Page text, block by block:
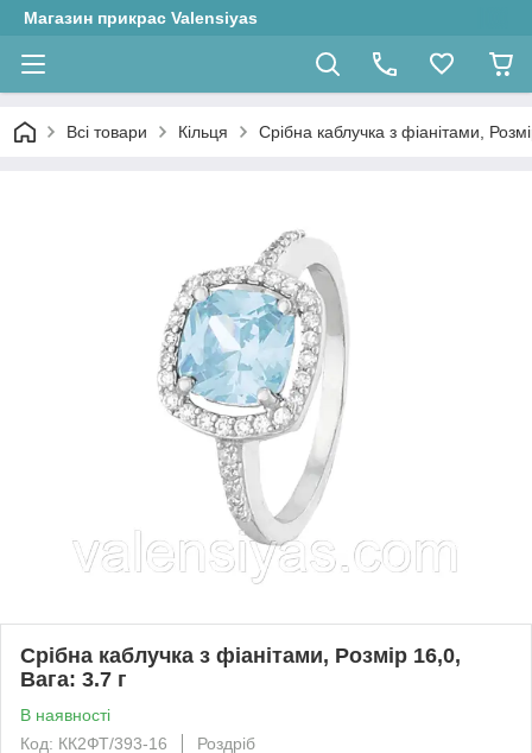
Магазин прикрас Valensiyas
Всі товари Кільця Срібна каблучка з фіанітами,
Срібна каблучка з фіанітами, Розмір 16,0,
Вага: 3.7 г
В наявності
Код: КК2ФТ/393-16
Роздріб